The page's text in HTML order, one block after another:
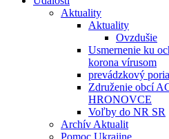
Aktuality
Aktuality
Ovzdušie
Usmernenie ku
korona vírusom
prevádzkový
Združenie obcí
HRONOVCE
Voľby do NR SR
Archív Aktualit
Pomoc Ukrajine